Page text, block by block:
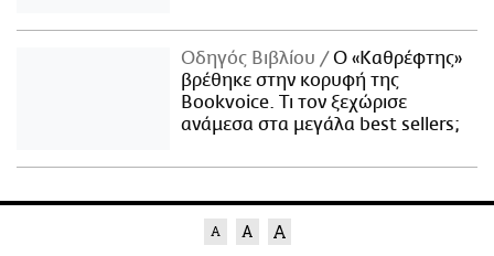
Οδηγός Βιβλίου
Ο «Καθρέφτης»
βρέθηκε στην κορυφή της
Bookvoice. Τι τον ξεχώρισε
ανάμεσα στα μεγάλα best sellers;